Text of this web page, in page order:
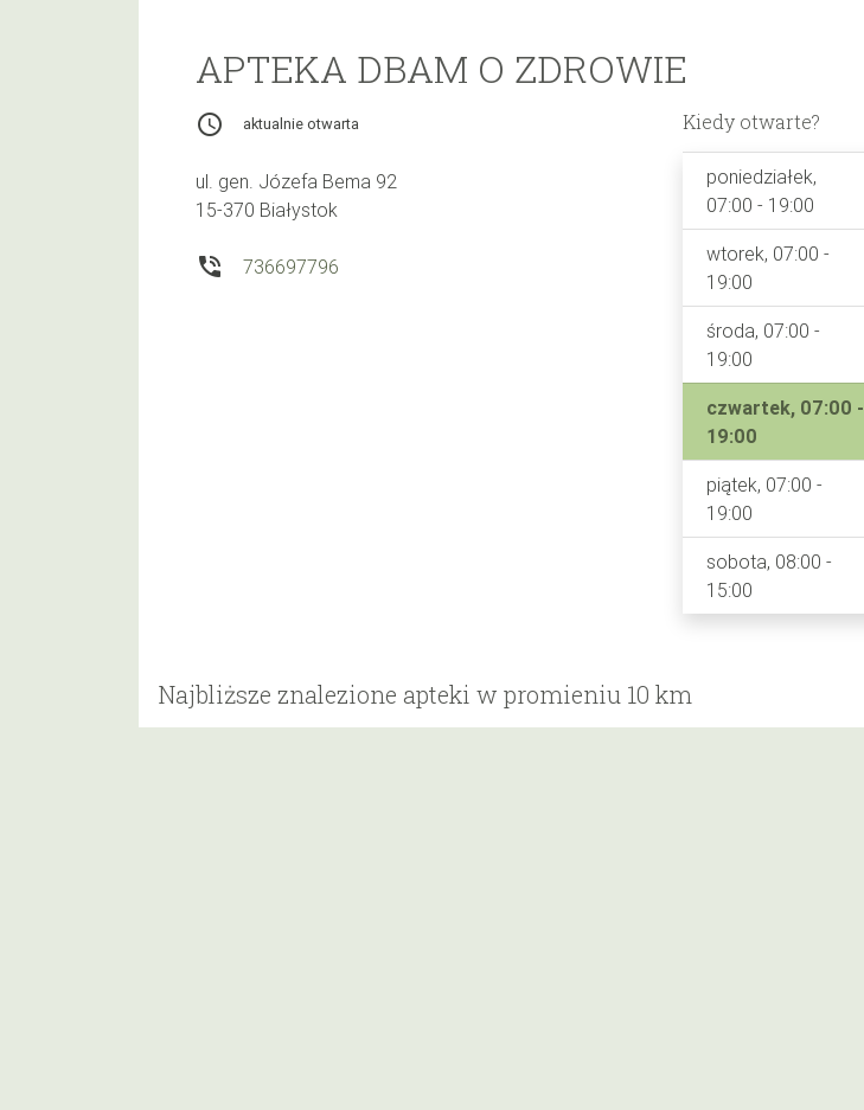
APTEKA DBAM O ZDROWIE
access_time aktualnie otwarta
ul. gen. Józefa Bema 92
15-370 Białystok
phone_in_talk 736697796
Kiedy otwarte?
poniedziałek,
07:00 - 19:00
wtorek, 07:00 -
19:00
środa, 07:00 -
19:00
czwartek, 07:00 -
19:00
piątek, 07:00 -
19:00
sobota, 08:00 -
15:00
Najbliższe znalezione apteki w promieniu 10 km